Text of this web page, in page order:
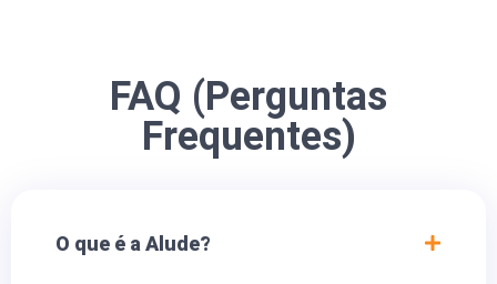
FAQ (Perguntas
Frequentes)
O que é a Alude?